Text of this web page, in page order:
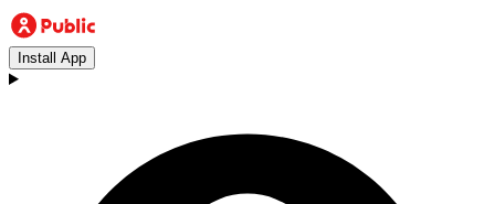
Install App